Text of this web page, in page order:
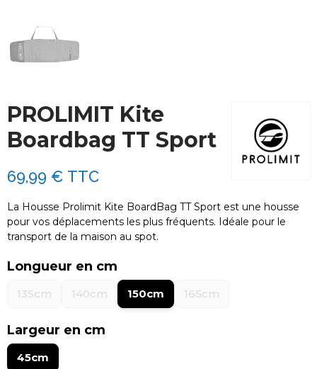
PROLIMIT Kite
Boardbag TT Sport
69,99 € TTC
La Housse Prolimit Kite BoardBag TT Sport est une housse
pour vos déplacements les plus fréquents. Idéale pour le
transport de la maison au spot.
Longueur en cm
135cm 140cm 150cm 165cm
Largeur en cm
45cm